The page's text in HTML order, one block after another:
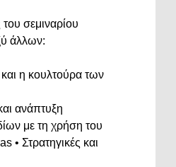
του σεμιναρίου
άλλων:
και η κουλτούρα των
ανάπτυξη
με τη χρήση του
• Στρατηγικές και